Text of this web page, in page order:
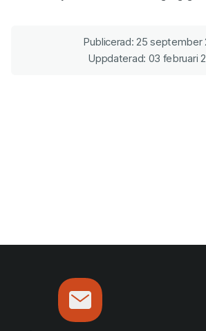
Publicerad: 25 september
Uppdaterad: 03 februari